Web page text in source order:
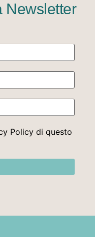
Newsletter
Policy di questo